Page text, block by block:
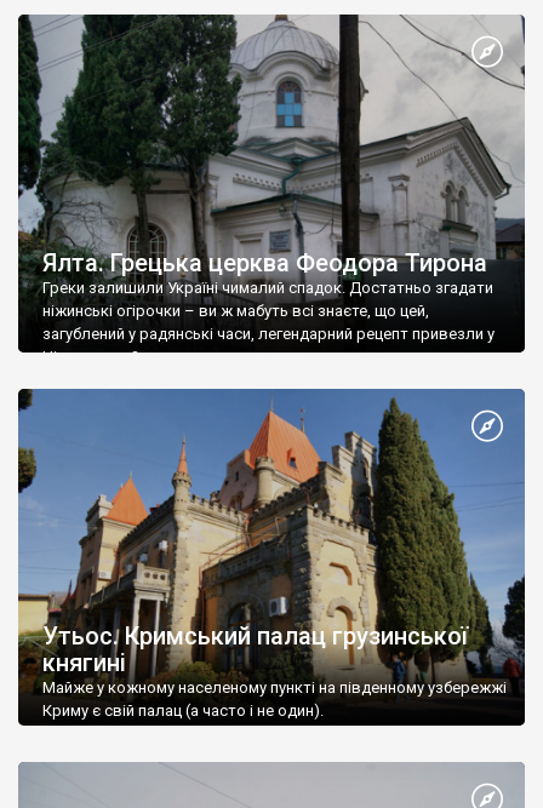
Ялта. Грецька церква Феодора Тирона
Греки залишили Україні чималий спадок. Достатньо згадати
ніжинські огірочки – ви ж мабуть всі знаєте, що цей,
загублений у радянські часи, легендарний рецепт привезли у
Ніжин греки?
Утьос. Кримський палац грузинської
княгині
Майже у кожному населеному пункті на південному узбережжі
Криму є свій палац (а часто і не один).